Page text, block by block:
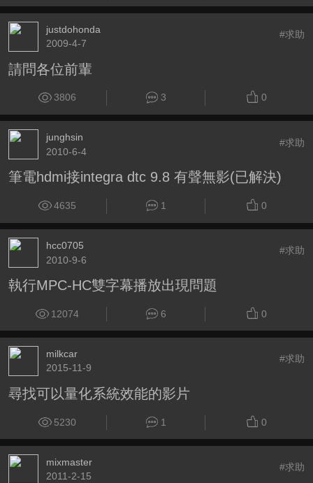
justdohonda
2009-4-7
#求助
請問各位前輩
3806 3 0
junghsin
2010-6-4
#求助
筆電hdmi接integra dtc 9.8 有聲無影(已解決)
4635 1 0
hcc0705
2010-9-6
#求助
執行MPC-HC雙字幕播放出現問題
12074 6 0
milkcar
2015-11-9
#求助
尋找可以量化系統效能的影片
5230 1 0
mixmaster
2011-2-15
#求助